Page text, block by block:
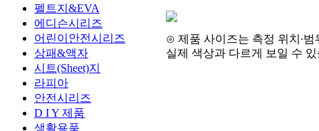
펠트지&EVA
에디슨시리즈
어린이안전시리즈
상패&액자
시트(Sheet)지
라피아
안전시리즈
D I Y 제품
생활용품
⊙ 제품 사이즈는 측정 위치 ∙범
실제 색상과 다르게 보일 수